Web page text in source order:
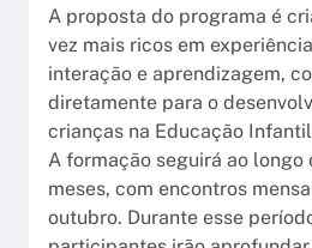
A proposta do programa é
vez mais ricos em
interação e aprendizagem,
diretamente para o
crianças na Educação
A formação seguirá ao longo
meses, com encontros
outubro. Durante esse